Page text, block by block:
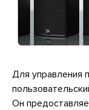
Для управления
Он